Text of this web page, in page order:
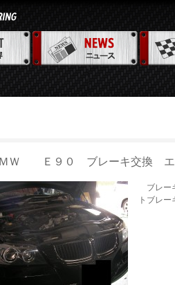
Ｗ Ｅ９０ ブレーキ交換 エ
ブレー
トブレ